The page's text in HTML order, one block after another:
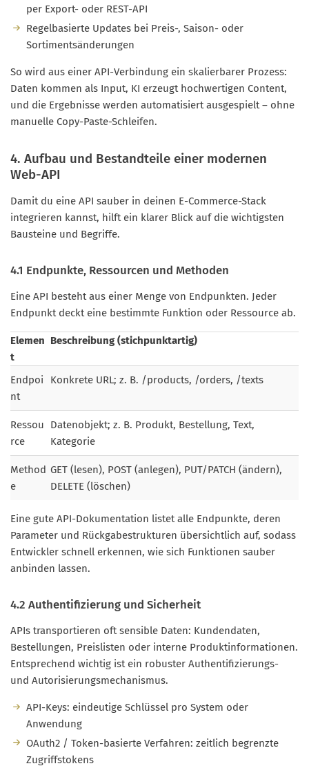
per Export- oder REST-API
Regelbasierte Updates bei Preis-, Saison- oder
Sortimentsänderungen
So wird aus einer API-Verbindung ein skalierbarer Prozess:
Daten kommen als Input, KI erzeugt hochwertigen Content,
und die Ergebnisse werden automatisiert ausgespielt – ohne
manuelle Copy-Paste-Schleifen.
4. Aufbau und Bestandteile einer modernen
Web-API
Damit du eine API sauber in deinen E-Commerce-Stack
integrieren kannst, hilft ein klarer Blick auf die wichtigsten
Bausteine und Begriffe.
4.1 Endpunkte, Ressourcen und Methoden
Eine API besteht aus einer Menge von Endpunkten. Jeder
Endpunkt deckt eine bestimmte Funktion oder Ressource ab.
Elemen
t
Beschreibung (stichpunktartig)
Endpoi
nt
Konkrete URL; z. B. /products, /orders, /texts
Ressou
rce
Datenobjekt; z. B. Produkt, Bestellung, Text,
Kategorie
Method
e
GET (lesen), POST (anlegen), PUT/PATCH (ändern),
DELETE (löschen)
Eine gute API-Dokumentation listet alle Endpunkte, deren
Parameter und Rückgabestrukturen übersichtlich auf, sodass
Entwickler schnell erkennen, wie sich Funktionen sauber
anbinden lassen.
4.2 Authentifizierung und Sicherheit
APIs transportieren oft sensible Daten: Kundendaten,
Bestellungen, Preislisten oder interne Produktinformationen.
Entsprechend wichtig ist ein robuster Authentifizierungs-
und Autorisierungsmechanismus.
API-Keys: eindeutige Schlüssel pro System oder
Anwendung
OAuth2 / Token-basierte Verfahren: zeitlich begrenzte
Zugriffstokens